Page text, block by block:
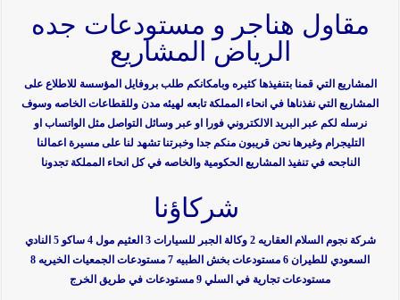
مقاول هناجر و مستودعات جده
الرياض المشاريع
المشاريع التي قمنا بتنفيذها كثيره وبامكانكم طلب بروفايل المؤسسة للاطلاع على
المشاريع التي نفذناها في انحاء المملكة تابعه لهيئه مدن وللقطاعات الخاصه وسوف
نرسله لكم عبر البريد الالكتروني فورا او عبر وسائل التواصل مثل الواتساب او
التليجرام وغيرها نحن قريبون منكم جدا وخبرتنا تشهد لنا على مسيرة اعمالنا
الناجحه في تنفيذ المشاريع الحكومية والخاصه في كل انحاء المملكة تجدونا
شركاؤنا
شركة نجوم السلام العقاريه 2 وكالة الجبر للسيارات 3 العثيم مول 4 ساكو 5 النادي
السعودي للطيران 6 مستودعات بخش الطبيه 7 مستودعات الجمعيات الخيريه 8
مستودعات تجارية في السلي 9 مستودعات في طريق الخرج